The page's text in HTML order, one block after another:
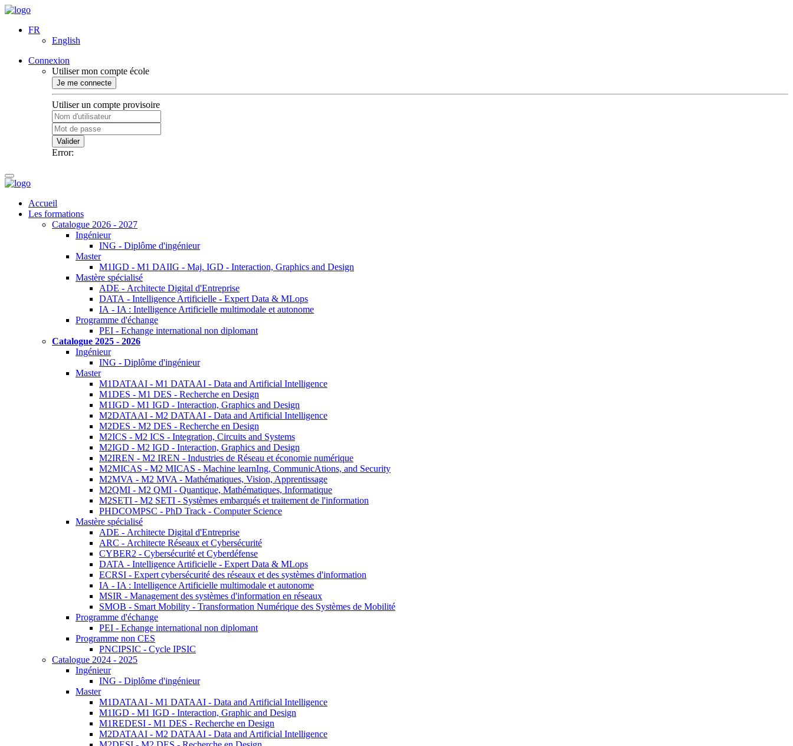
FR
English
Connexion
Utiliser mon compte école
Je me connecte
Utiliser un compte provisoire
Valider
Error:
Accueil
Les formations
Catalogue 2026 - 2027
Ingénieur
ING - Diplôme d'ingénieur
Master
M1IGD - M1 DAIIG - Maj. IGD - Interaction, Graphics and Design
Mastère spécialisé
ADE - Architecte Digital d'Entreprise
DATA - Intelligence Artificielle - Expert Data & MLops
IA - IA : Intelligence Artificielle multimodale et autonome
Programme d'échange
PEI - Echange international non diplomant
Catalogue 2025 - 2026
Ingénieur
ING - Diplôme d'ingénieur
Master
M1DATAAI - M1 DATAAI - Data and Artificial Intelligence
M1DES - M1 DES - Recherche en Design
M1IGD - M1 IGD - Interaction, Graphics and Design
M2DATAAI - M2 DATAAI - Data and Artificial Intelligence
M2DES - M2 DES - Recherche en Design
M2ICS - M2 ICS - Integration, Circuits and Systems
M2IGD - M2 IGD - Interaction, Graphics and Design
M2IREN - M2 IREN - Industries de Réseau et économie numérique
M2MICAS - M2 MICAS - Machine learnIng, CommunicAtions, and Security
M2MVA - M2 MVA - Mathématiques, Vision, Apprentissage
M2QMI - M2 QMI - Quantique, Mathématiques, Informatique
M2SETI - M2 SETI - Systèmes embarqués et traitement de l'information
PHDCOMPSC - PhD Track - Computer Science
Mastère spécialisé
ADE - Architecte Digital d'Entreprise
ARC - Architecte Réseaux et Cybersécurité
CYBER2 - Cybersécurité et Cyberdéfense
DATA - Intelligence Artificielle - Expert Data & MLops
ECRSI - Expert cybersécurité des réseaux et des systèmes d'information
IA - IA : Intelligence Artificielle multimodale et autonome
MSIR - Management des systèmes d'information en réseaux
SMOB - Smart Mobility - Transformation Numérique des Systèmes de Mobilité
Programme d'échange
PEI - Echange international non diplomant
Programme non CES
PNCIPSIC - Cycle IPSIC
Catalogue 2024 - 2025
Ingénieur
ING - Diplôme d'ingénieur
Master
M1DATAAI - M1 DATAAI - Data and Artificial Intelligence
M1IGD - M1 IGD - Interaction, Graphic and Design
M1REDESI - M1 DES - Recherche en Design
M2DATAAI - M2 DATAAI - Data and Artificial Intelligence